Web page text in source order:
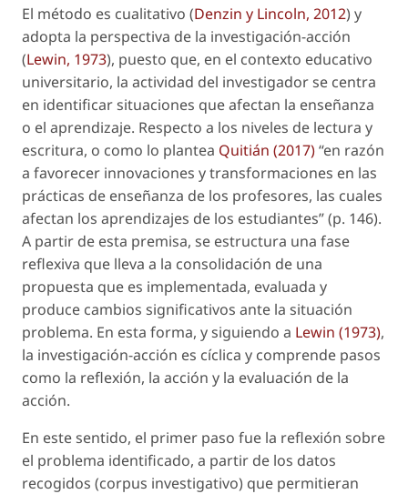
El método es cualitativo (Denzin y Lincoln, 2012) y
adopta la perspectiva de la investigación-acción
(Lewin, 1973), puesto que, en el contexto educativo
universitario, la actividad del investigador se centra
en identificar situaciones que afectan la enseñanza
o el aprendizaje. Respecto a los niveles de lectura y
escritura, o como lo plantea Quitián (2017)“en razón
a favorecer innovaciones y transformaciones en las
prácticas de enseñanza de los profesores, las cuales
afectan los aprendizajes de los estudiantes” (p. 146).
A partir de esta premisa, se estructura una fase
reflexiva que lleva a la consolidación de una
propuesta que es implementada, evaluada y
produce cambios significativos ante la situación
problema. En esta forma, y siguiendo a Lewin (1973),
la investigación-acción es cíclica y comprende pasos
como la reflexión, la acción y la evaluación de la
acción.
En este sentido, el primer paso fue la reflexión sobre
el problema identificado, a partir de los datos
recogidos (corpus investigativo) que permitieran